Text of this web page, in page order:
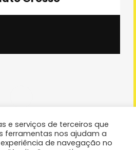
e serviços de terceiros que
ferramentas nos ajudam a
de navegação no